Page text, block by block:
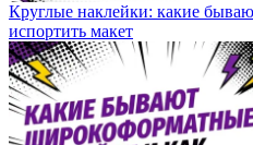
Круглые наклейки: какие
испортить макет